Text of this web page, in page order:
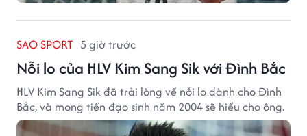
SAO SPORT 5 giờ trước
Nỗi lo của HLV Kim Sang Sik với Đình Bắc
HLV Kim Sang Sik đã trải lòng về nỗi lo dành cho Đình
Bắc, và mong tiền đạo sinh năm 2004 sẽ hiểu cho ông.